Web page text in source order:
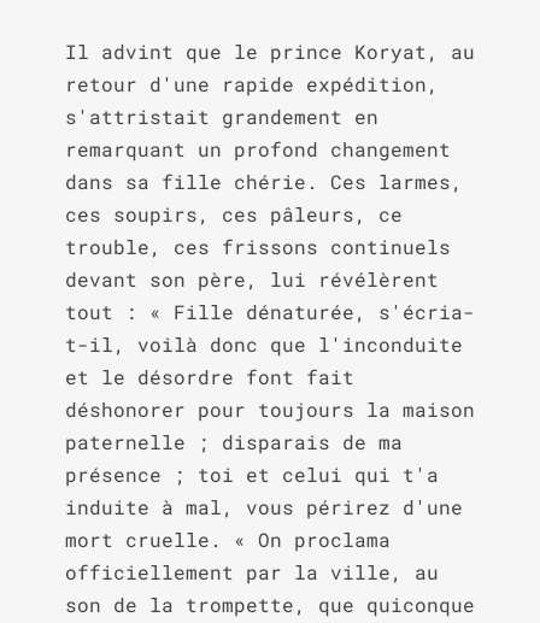
Il advint que le prince Koryat, au
retour d'une rapide expédition,
s'attristait grandement en
remarquant un profond changement
dans sa fille chérie. Ces larmes,
ces soupirs, ces pâleurs, ce
trouble, ces frissons continuels
devant son père, lui révélèrent
tout : « Fille dénaturée, s'écria-
t-il, voilà donc que l'inconduite
et le désordre font fait
déshonorer pour toujours la maison
paternelle ; disparais de ma
présence ; toi et celui qui t'a
induite à mal, vous périrez d'une
mort cruelle. « On proclama
officiellement par la ville, au
son de la trompette, que quiconque